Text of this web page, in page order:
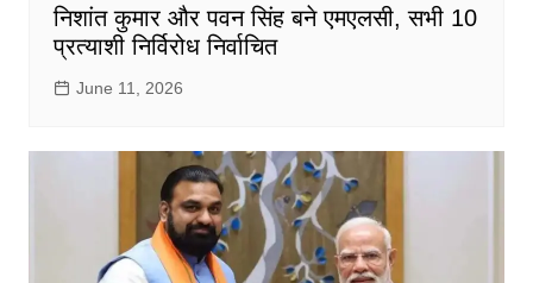
निशांत कुमार और पवन सिंह बने एमएलसी, सभी 10
प्रत्याशी निर्विरोध निर्वाचित
June 11, 2026